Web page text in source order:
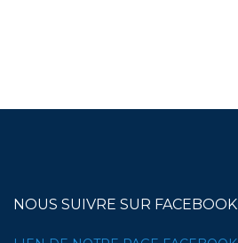
NOUS SUIVRE SUR FACEBOOK